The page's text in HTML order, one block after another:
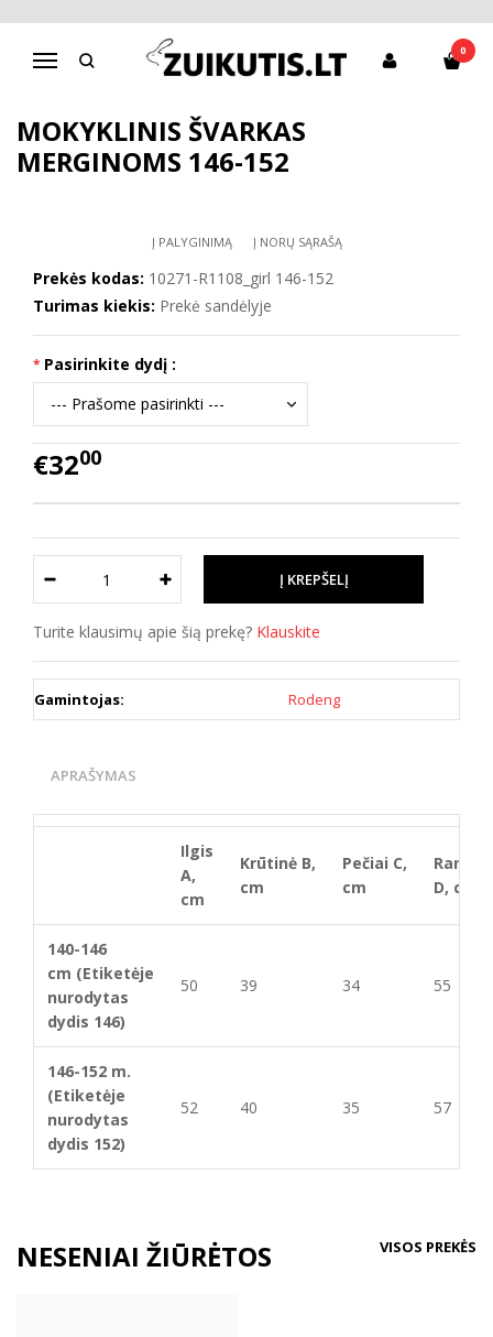
Navigacija
0
Pagrindinis
Apranga mergaitėms
Megztukai, džemperiai, liemenės
Mokyklinis švarkas merginoms 146-152
MOKYKLINIS ŠVARKAS
MERGINOMS 146-152
Į PALYGINIMĄ Į NORŲ SĄRAŠĄ
Prekės kodas: 10271-R1108_girl 146-152
Turimas kiekis: Prekė sandėlyje
Pasirinkite dydį :
€3200
Turite klausimų apie šią prekę? Klauskite
Gamintojas: Rodeng
APRAŠYMAS
Ilgis
A,
cm
Krūtinė B,
cm
Pečiai C,
cm
D, cm
140-146
cm (Etiketėje
nurodytas
dydis 146)
50 39 34 55
146-152 m.
(Etiketėje
nurodytas
dydis 152)
52 40 35 57
NESENIAI ŽIŪRĖTOS VISOS PREKĖS